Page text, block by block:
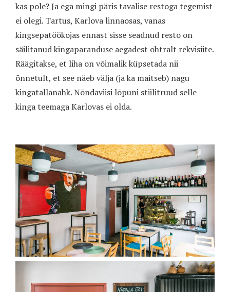
kas pole? Ja ega mingi päris tavalise restoga tegemist
ei olegi. Tartus, Karlova linnaosas, vanas
kingsepatöökojas ennast sisse seadnud resto on
säilitanud kingaparanduse aegadest ohtralt rekvisiite.
Räägitakse, et liha on võimalik küpsetada nii
õnnetult, et see näeb välja (ja ka maitseb) nagu
kingatallanahk. Nõndaviisi lõpuni stiilitruud selle
kinga teemaga Karlovas ei olda.